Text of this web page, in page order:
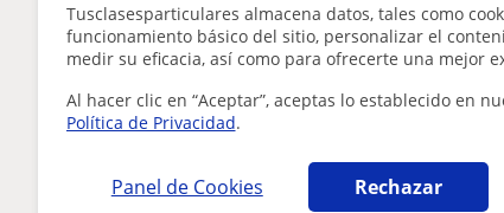
Tusclasesparticulares almacena datos, tales como
funcionamiento básico del sitio, personalizar el
medir su eficacia, así como para ofrecerte una mejor
Al hacer clic en “Aceptar”, aceptas lo establecido en
Política de Privacidad.
Panel de Cookies Rechazar
Inma
Valencia Ciudad,
Biología
Estudiante de
divulgación y los